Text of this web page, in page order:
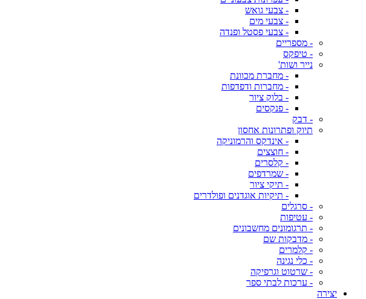
- צבעי גואש
- צבעי מים
- צבעי פסטל ופנדה
- מספריים
- טיפקס
נייר ושות'
- מחברת מכוונת
- מחברות ודפדפות
- בלוק ציור
- פנקסים
- דבק
תיוק ופתרונות אחסון
- אינדקס והרמוניקה
- חוצצים
- קלסרים
- שמרדפים
- תיקי ציור
- תיקיות אוגדנים ופולדרים
- סרגלים
- עטיפות
- תרגומונים מחשבונים
- מדבקות שם
- קלמרים
- כלי נגינה
- שרטוט וגרפיקה
- ערכות לבתי ספר
יצירה